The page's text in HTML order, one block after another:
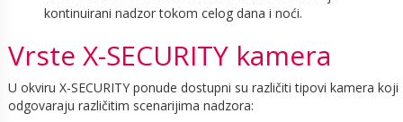
kontinuirani nadzor tokom celog dana i noći.
Vrste X-SECURITY kamera
U okviru X-SECURITY ponude dostupni su različiti tipovi kamera koji
odgovaraju različitim scenarijima nadzora: